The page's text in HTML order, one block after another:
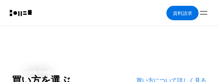
資料請求
買い方について詳しく見る